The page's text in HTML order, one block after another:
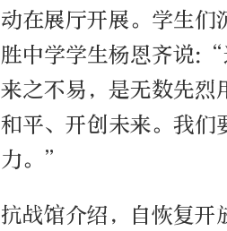
动在展厅开展。学生
胜中学学生杨恩齐说:“
来之不易，是无数先烈
和平、开创未来。我们
力。”
抗战馆介绍，自恢复开